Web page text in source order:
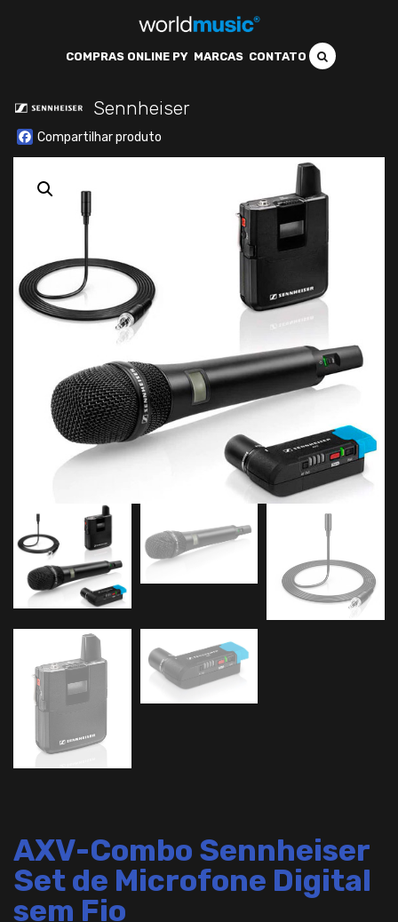
COMPRAS ONLINE PY MARCAS CONTATO
Sennheiser
Facebook
AXV-Combo Sennheiser
Set de Microfone Digital
sem Fio